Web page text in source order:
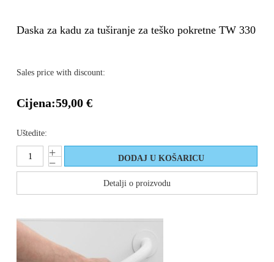
Daska za kadu za tuširanje za teško pokretne TW 330
Sales price with discount:
Cijena:59,00 €
Uštedite:
Detalji o proizvodu